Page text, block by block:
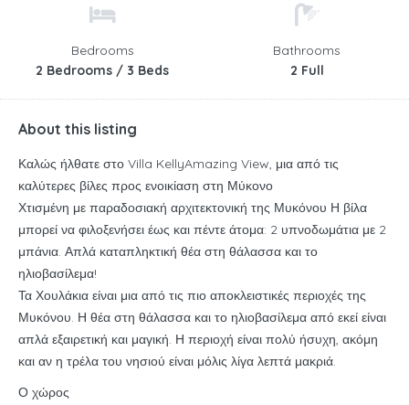
Bedrooms
2 Bedrooms / 3 Beds
Bathrooms
2 Full
About this listing
Καλώς ήλθατε στο Villa KellyAmazing View, μια από τις
καλύτερες βίλες προς ενοικίαση στη Μύκονο
Χτισμένη με παραδοσιακή αρχιτεκτονική της Μυκόνου Η βίλα
μπορεί να φιλοξενήσει έως και πέντε άτομα: 2 υπνοδωμάτια με 2
μπάνια. Απλά καταπληκτική θέα στη θάλασσα και το
ηλιοβασίλεμα!
Τα Χουλάκια είναι μια από τις πιο αποκλειστικές περιοχές της
Μυκόνου. Η θέα στη θάλασσα και το ηλιοβασίλεμα από εκεί είναι
απλά εξαιρετική και μαγική. Η περιοχή είναι πολύ ήσυχη, ακόμη
και αν η τρέλα του νησιού είναι μόλις λίγα λεπτά μακριά.
Ο χώρος